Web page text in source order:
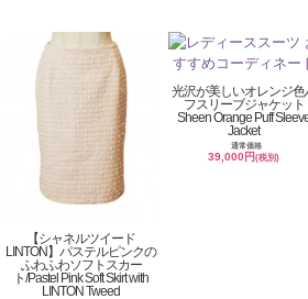
【シャネルツイード
LINTON】パステルピンクの
ふわふわソフトスカー
ト/Pastel Pink Soft Skirt with
LINTON Tweed
光沢が美しいオレンジ色
フスリーブジャケット
Sheen Orange Puff
Jacket
通常価格
39,000円(税別)